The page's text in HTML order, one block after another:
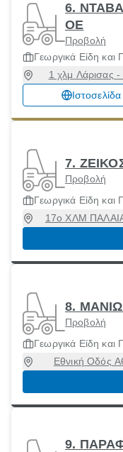
6.
ΟΕ
Προβολή
Γεωργικά Είδη και
1 χλμ Λάρισας
Ιστοσελίδα
7.
Προβολή
Γεωργικά Είδη και
17ο ΧΛΜ
8.
Προβολή
Γεωργικά Είδη και
Εθνική Οδός
9.